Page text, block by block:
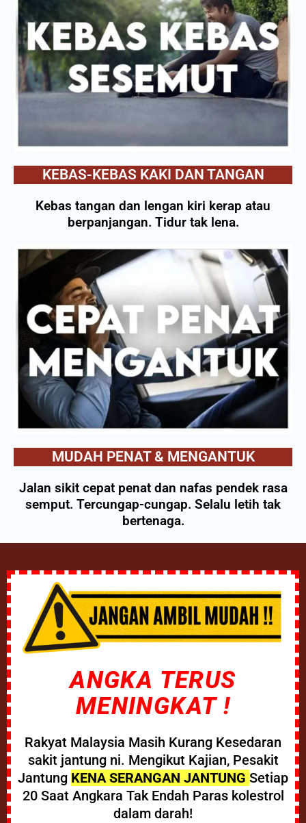
KEBAS-KEBAS KAKI DAN TANGAN
Kebas tangan dan lengan kiri kerap atau
berpanjangan. Tidur tak lena.
MUDAH PENAT & MENGANTUK
Jalan sikit cepat penat dan nafas pendek rasa
semput. Tercungap-cungap. Selalu letih tak
bertenaga.
ANGKA TERUS
MENINGKAT !
Rakyat Malaysia Masih Kurang Kesedaran
sakit jantung ni. Mengikut Kajian, Pesakit
Jantung KENA SERANGAN JANTUNG Setiap
20 Saat Angkara Tak Endah Paras kolestrol
dalam darah!